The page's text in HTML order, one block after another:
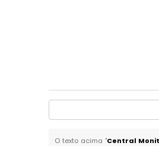
O texto acima "Central